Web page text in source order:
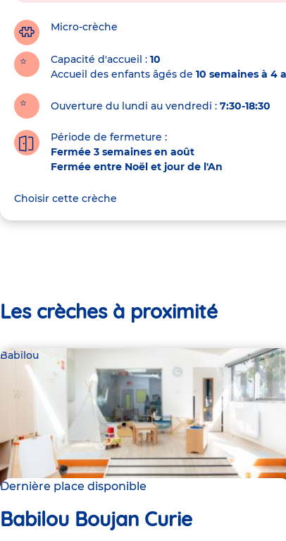
crècheMicro-crèche
Capacité d'accueil
10
Accueil des enfants âgés de 10 semaines à 4
Ouverture du lundi au vendredi : 7:30-18:30
Période de fermeture :
Fermée 3 semaines en août
Fermée entre Noël et jour de l'An
Choisir cette crèche
Les crèches à proximité
Babilou
Dernière place disponible
Babilou Boujan Curie